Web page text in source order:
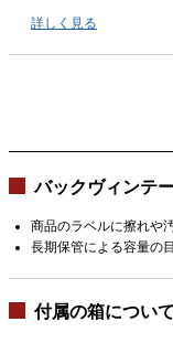
詳しく見る
バックヴィンテ
商品のラベルに擦れや
長期保管による容量の
付属の箱につい